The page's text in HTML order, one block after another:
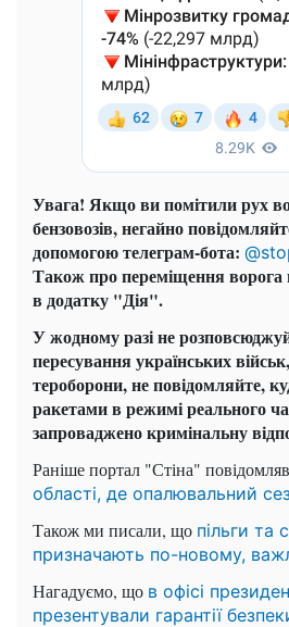
Увага! Якщо ви помітили рух
бензовозів, негайно
допомогою телеграм-бота:
Також про переміщення
в додатку "Дія".
У жодному разі не
пересування українських
тероборони, не повідомляйте,
ракетами в режимі реального
запроваджено кримінальну
Раніше портал "Стіна"
області, де опалювальний
Також ми писали, що пільги та
призначають по-новому,
Нагадуємо, що в офісі
презентували гарантії